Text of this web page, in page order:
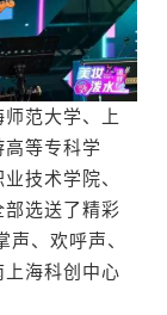
范大学、上
高等专科学
技术学院、
部选送了精彩
、欢呼声、
海科创中心